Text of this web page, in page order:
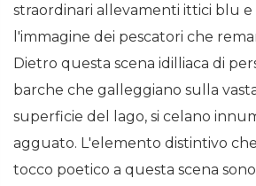
straordinari allevamenti ittici blu e
l'immagine dei pescatori che
Dietro questa scena idilliaca di
barche che galleggiano sulla
superficie del lago, si celano
agguato. L'elemento distintivo
tocco poetico a questa scena